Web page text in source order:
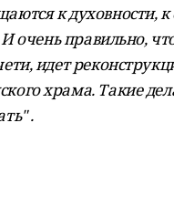
к духовности,
И очень правильно,
идет
храма. Такие
.